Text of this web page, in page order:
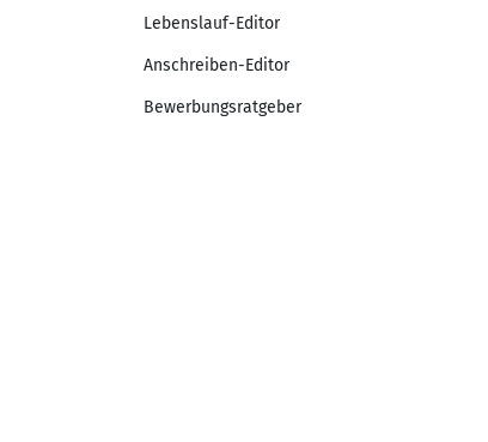
Lebenslauf-Editor
Anschreiben-Editor
Bewerbungsratgeber